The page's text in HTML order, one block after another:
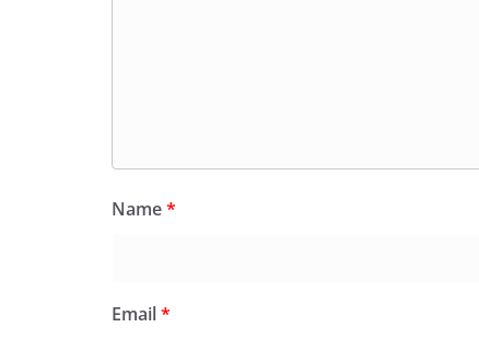
Name*
Email*